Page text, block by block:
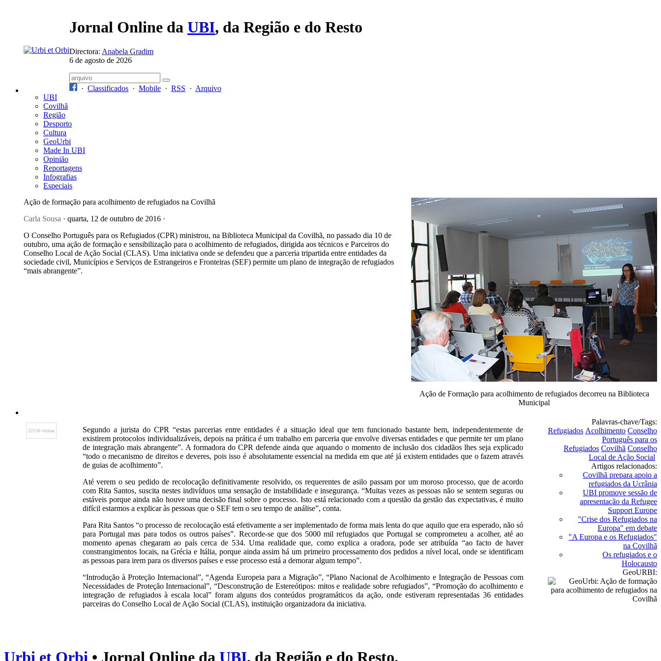
Jornal Online da UBI, da Região e do Resto
Directora: Anabela Gradim
6 de agosto de 2026
· Classificados · Mobile · RSS · Arquivo
UBI
Covilhã
Região
Desporto
Cultura
GeoUrbi
Made In UBI
Opinião
Reportagens
Infografias
Especiais
Ação de formação para acolhimento de refugiados na Covilhã
Carla Sousa · quarta, 12 de outubro de 2016 ·
O Conselho Português para os Refugiados (CPR) ministrou, na Biblioteca Municipal da Covilhã, no passado dia 10 de
outubro, uma ação de formação e sensibilização para o acolhimento de refugiados, dirigida aos técnicos e Parceiros do
Conselho Local de Ação Social (CLAS). Uma iniciativa onde se defendeu que a parceria tripartida entre entidades da
sociedade civil, Municípios e Serviços de Estrangeiros e Fronteiras (SEF) permite um plano de integração de refugiados
“mais abrangente”.
Ação de Formação para acolhimento de refugiados decorreu na Biblioteca
Municipal
22156 visitas
Segundo a jurista do CPR “estas parcerias entre entidades é a situação ideal que tem funcionado bastante bem, independentemente de
existirem protocolos individualizáveis, depois na prática é um trabalho em parceria que envolve diversas entidades e que permite ter um plano
de integração mais abrangente”. A formadora do CPR defende ainda que aquando o momento de inclusão dos cidadãos lhes seja explicado
“todo o mecanismo de direitos e deveres, pois isso é absolutamente essencial na medida em que até já existem entidades que o fazem através
de guias de acolhimento”.
Até verem o seu pedido de recolocação definitivamente resolvido, os requerentes de asilo passam por um moroso processo, que de acordo
com Rita Santos, suscita nestes indivíduos uma sensação de instabilidade e insegurança. “Muitas vezes as pessoas não se sentem seguras ou
estáveis porque ainda não houve uma decisão final sobre o processo. Isto está relacionado com a questão da gestão das expectativas, é muito
difícil estarmos a explicar às pessoas que o SEF tem o seu tempo de análise”, conta.
Para Rita Santos “o processo de recolocação está efetivamente a ser implementado de forma mais lenta do que aquilo que era esperado, não só
para Portugal mas para todos os outros países”. Recorde-se que dos 5000 mil refugiados que Portugal se comprometeu a acolher, até ao
momento apenas chegaram ao país cerca de 534. Uma realidade que, como explica a oradora, pode ser atribuída “ao facto de haver
constrangimentos locais, na Grécia e Itália, porque ainda assim há um primeiro processamento dos pedidos a nível local, onde se identificam
as pessoas para irem para os diversos países e esse processo está a demorar algum tempo”.
“Introdução à Proteção Internacional”, “Agenda Europeia para a Migração”, “Plano Nacional de Acolhimento e Integração de Pessoas com
Necessidades de Proteção Internacional”, “Desconstrução de Estereótipos: mitos e realidade sobre refugiados”, “Promoção do acolhimento e
integração de refugiados à escala local” foram alguns dos conteúdos programáticos da ação, onde estiveram representadas 36 entidades
parceiras do Conselho Local de Ação Social (CLAS), instituição organizadora da iniciativa.
Palavras-chave/Tags:
Refugiados Acolhimento Conselho
Português para os
Refugiados Covilhã Conselho
Local de Ação Social
Artigos relacionados:
Covilhã prepara apoio a
refugiados da Ucrânia
UBI promove sessão de
apresentação da Refugee
Support Europe
"Crise dos Refugiados na
Europa" em debate
"A Europa e os Refugiados"
na Covilhã
Os refugiados e o
Holocausto
GeoURBI:
Urbi et Orbi • Jornal Online da UBI, da Região e do Resto.